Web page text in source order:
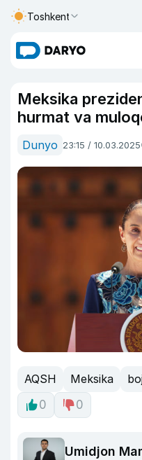
Toshkent
Meksika
hurmat va
Dunyo 23:15 / 10.03.2025
AQSH Meksika
0
0
Umidjon